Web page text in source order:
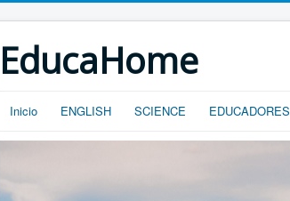
EducaHome
Inicio ENGLISH SCIENCE EDUCADORES